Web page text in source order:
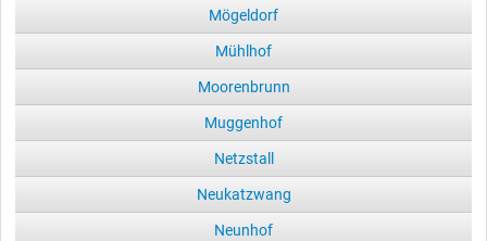
Mögeldorf
Mühlhof
Moorenbrunn
Muggenhof
Netzstall
Neukatzwang
Neunhof